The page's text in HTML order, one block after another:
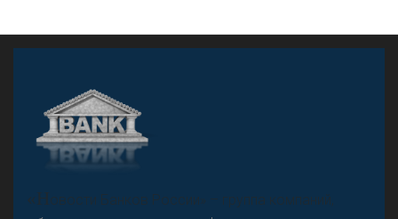
«Н
овости Банков России» – группа компаний,